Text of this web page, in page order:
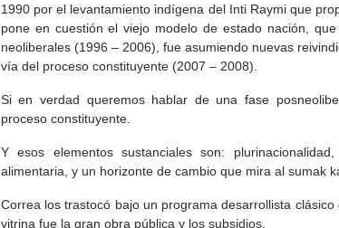
1990 por el levantamiento indígena del Inti Raymi que
pone en cuestión el viejo modelo de estado nación,
neoliberales (1996 – 2006), fue asumiendo nuevas
vía del proceso constituyente (2007 – 2008).
Si en verdad queremos hablar de una fase
proceso constituyente.
Y esos elementos sustanciales son:
alimentaria, y un horizonte de cambio que mira al sumak
Correa los trastocó bajo un programa desarrollista
vitrina fue la gran obra pública y los subsidios.